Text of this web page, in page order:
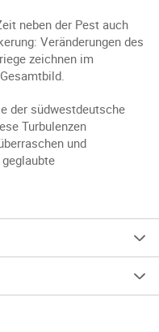
neben der Pest auch
Veränderungen des
zeichnen im
der südwestdeutsche
Turbulenzen
und